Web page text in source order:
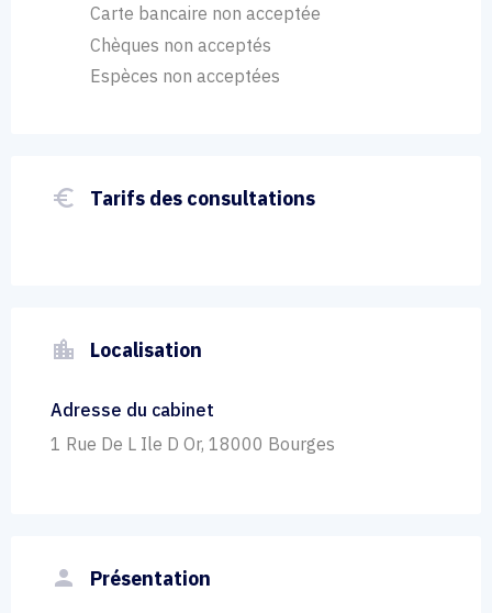
Carte bancaire non acceptée
Chèques non acceptés
Espèces non acceptées
euro_symbol Tarifs des consultations
location_city Localisation
Adresse du cabinet
1 Rue De L Ile D Or, 18000 Bourges
person Présentation